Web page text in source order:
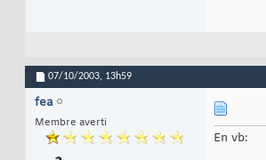
07/10/2003, 13h59
fea
Membre averti
En vb: